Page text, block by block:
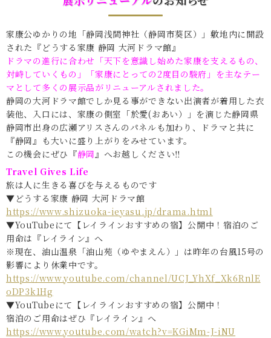
家康公ゆかりの地「静岡浅間神社（静岡市葵区）」敷地内に開設
された『どうする家康 静岡 大河ドラマ館』
ドラマの進行に合わせ「天下を意識し始めた家康を支えるもの、
対峙していくもの」「家康にとっての2度目の駿府」を主なテー
マとして多くの展示品がリニューアルされました。
静岡の大河ドラマ館でしか見る事ができない出演者が着用した衣
装他、入口には、家康の側室「於愛(おあい）」を演じた静岡県
静岡市出身の広瀬アリスさんのパネルも加わり、ドラマと共に
『静岡』も大いに盛り上がりをみせています。
この機会にぜひ『静岡 』へお越しください‼︎
Travel Gives Life
旅は人に生きる喜びを与えるものです
▼どうする家康 静岡 大河ドラマ館
https://www.shizuoka-ieyasu.jp/drama.html
▼YouTubeにて【レイラインおすすめの宿】公開中！宿泊のご
用命は『レイライン』へ
※現在、油山温泉「油山苑（ゆやまえん）」は昨年の台風15号の
影響により休業中です。
https://www.youtube.com/channel/UCJ_YhXf_Xk6RnlE
oDP3k1Hg
▼YouTubeにて【レイラインおすすめの宿】公開中！
宿泊のご用命はぜひ『レイライン』へ
https://www.youtube.com/watch?v=KGiMm-J-iNU